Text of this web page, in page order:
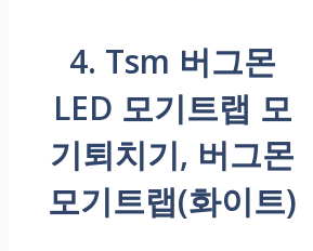
4. Tsm 버그몬
LED 모기트랩 모
기퇴치기, 버그몬
모기트랩(화이트)